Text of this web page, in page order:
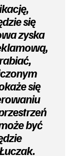
się
zyska
się
być